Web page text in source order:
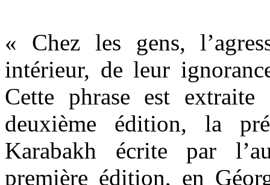
« Chez les gens,
intérieur, de leur
Cette phrase est
deuxième édition, la
Karabakh écrite par
première édition, en